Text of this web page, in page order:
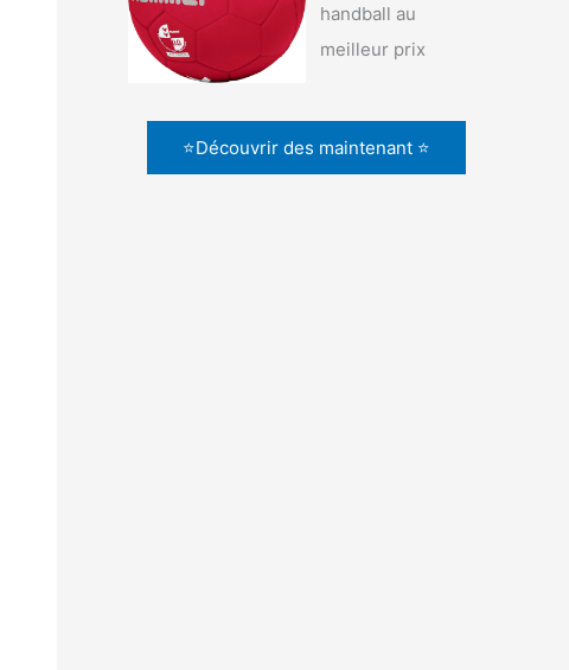
handball au
meilleur prix
⭐Découvrir des maintenant ⭐